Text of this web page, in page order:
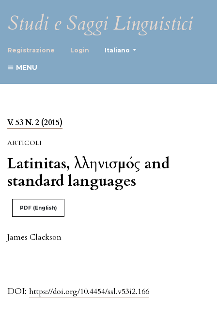
Studi e Saggi Linguistici
Registrazione Login Italiano
MENU
V. 53 N. 2 (2015)
ARTICOLI
Latinitas, Ἑλληνισμός and
standard languages
PDF (English)
James Clackson
DOI: https://doi.org/10.4454/ssl.v53i2.166